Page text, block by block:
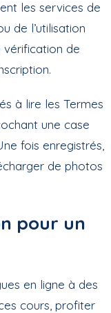
les services de
de l’utilisation
vérification de
à lire les Termes
une case
fois enregistrés,
de photos
pour un
en ligne à des
cours, profiter